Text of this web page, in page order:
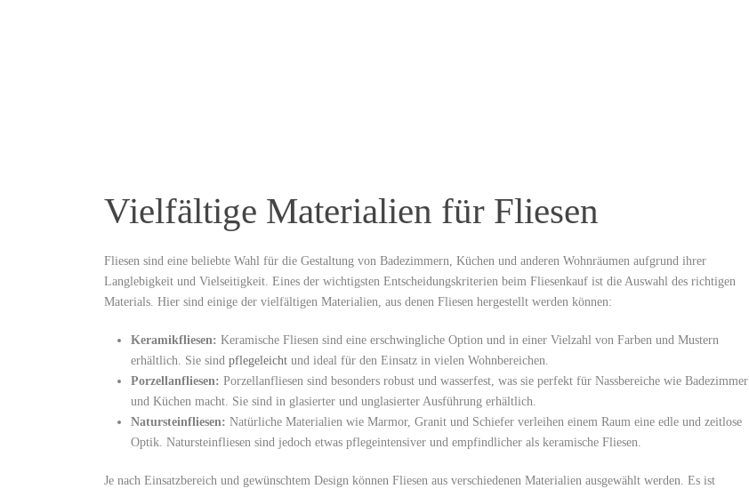
Vielfältige Materialien für Fliesen
Fliesen sind eine beliebte Wahl für die Gestaltung von Badezimmern, Küchen und anderen Wohnräumen aufgrund ihrer
Langlebigkeit und Vielseitigkeit. Eines der wichtigsten Entscheidungskriterien beim Fliesenkauf ist die Auswahl des richtigen
Materials. Hier sind einige der vielfältigen Materialien, aus denen Fliesen hergestellt werden können:
Keramikfliesen: Keramische Fliesen sind eine erschwingliche Option und in einer Vielzahl von Farben und Mustern
erhältlich. Sie sind pflegeleicht und ideal für den Einsatz in vielen Wohnbereichen.
Porzellanfliesen: Porzellanfliesen sind besonders robust und wasserfest, was sie perfekt für Nassbereiche wie Badezimmer
und Küchen macht. Sie sind in glasierter und unglasierter Ausführung erhältlich.
Natursteinfliesen: Natürliche Materialien wie Marmor, Granit und Schiefer verleihen einem Raum eine edle und zeitlose
Optik. Natursteinfliesen sind jedoch etwas pflegeintensiver und empfindlicher als keramische Fliesen.
Je nach Einsatzbereich und gewünschtem Design können Fliesen aus verschiedenen Materialien ausgewählt werden. Es ist